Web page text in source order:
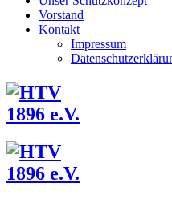
Vorstand
Kontakt
Impressum